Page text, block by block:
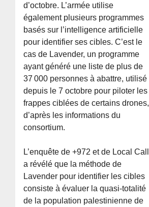
d’octobre. L’armée utilise
également plusieurs programmes
basés sur l’intelligence artificielle
pour identifier ses cibles. C’est le
cas de Lavender, un programme
ayant généré une liste de plus de
37 000 personnes à abattre, utilisé
depuis le 7 octobre pour piloter les
frappes ciblées de certains drones,
d’après les informations du
consortium.
L’enquête de +972 et de Local Call
a révélé que la méthode de
Lavender pour identifier les cibles
consiste à évaluer la quasi-totalité
de la population palestinienne de